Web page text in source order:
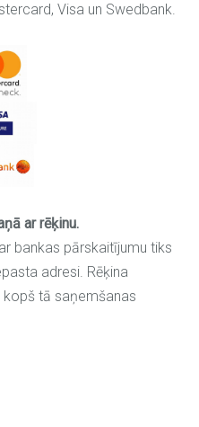
Visa un Swedbank.
ar rēķinu.
bankas pārskaitījumu tiks
adresi. Rēķina
tā saņemšanas